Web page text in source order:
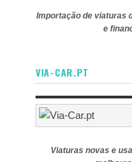
Importação de viaturas
e
VIA-CAR.PT
Viaturas novas e